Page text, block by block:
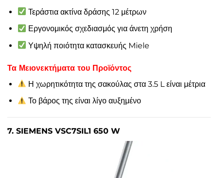
Τεράστια ακτίνα δράσης 12 μέτρων
Εργονομικός σχεδιασμός για άνετη χρήση
Υψηλή ποιότητα κατασκευής Miele
Τα Μειονεκτήματα του Προϊόντος
Η χωρητικότητα της σακούλας στα 3.5 L είναι μέτρια
Το βάρος της είναι λίγο αυξημένο
7. SIEMENS VSC7SIL1 650 W